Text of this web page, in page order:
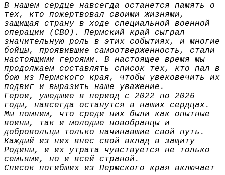
В нашем сердце навсегда останется память о
тех, кто пожертвовал своими жизнями,
защищая страну в ходе специальной военной
операции (СВО). Пермский край сыграл
значительную роль в этих событиях, и многие
бойцы, проявившие самоотверженность, стали
настоящими героями. В настоящее время мы
продолжаем составлять список тех, кто пал в
бою из Пермского края, чтобы увековечить их
подвиг и выразить наше уважение.
Герои, ушедшие в период с 2022 по 2026
годы, навсегда останутся в наших сердцах.
Мы помним, что среди них были как опытные
воины, так и молодые новобранцы и
добровольцы только начинавшие свой путь.
Каждый из них внес свой вклад в защиту
Родины, и их утрата чувствуется не только
семьями, но и всей страной.
Список погибших из Пермского края включает